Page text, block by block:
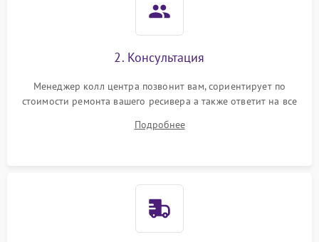
2. Консультация
Менеджер колл центра позвонит вам, сориентирует по
стоимости ремонта вашего ресивера а также ответит на все
Подробнее